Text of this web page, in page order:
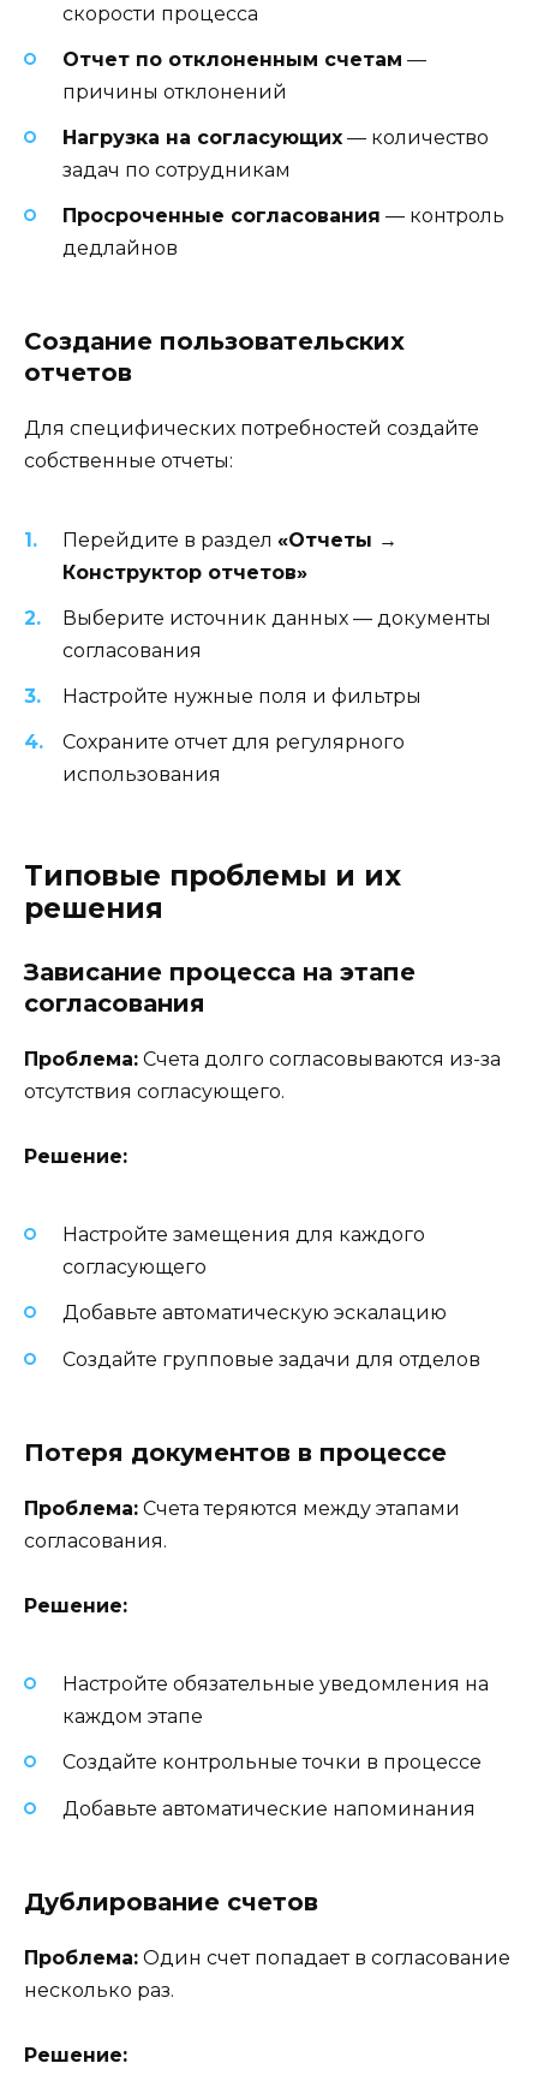
скорости процесса
Отчет по отклоненным счетам —
причины отклонений
Нагрузка на согласующих — количество
задач по сотрудникам
Просроченные согласования — контроль
дедлайнов
Создание пользовательских
отчетов
Для специфических потребностей создайте
собственные отчеты:
Перейдите в раздел «Отчеты →
Конструктор отчетов»
Выберите источник данных — документы
согласования
Настройте нужные поля и фильтры
Сохраните отчет для регулярного
использования
Типовые проблемы и их
решения
Зависание процесса на этапе
согласования
Проблема: Счета долго согласовываются из-за
отсутствия согласующего.
Решение:
Настройте замещения для каждого
согласующего
Добавьте автоматическую эскалацию
Создайте групповые задачи для отделов
Потеря документов в процессе
Проблема: Счета теряются между этапами
согласования.
Решение:
Настройте обязательные уведомления на
каждом этапе
Создайте контрольные точки в процессе
Добавьте автоматические напоминания
Дублирование счетов
Проблема: Один счет попадает в согласование
несколько раз.
Решение: